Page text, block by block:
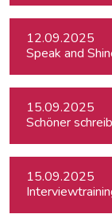
12.09.2025
Speak and
15.09.2025
Schöner
15.09.2025